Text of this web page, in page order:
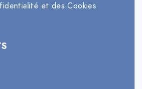
et des Cookies